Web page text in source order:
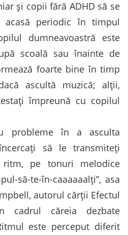
și copii fără ADHD să se
acasă periodic în timpul
dumneavoastră este
scoală sau înainte de
foarte bine în timp
ascultă muzică; alții,
împreună cu copilul
probleme în a asculta
să le transmiteți
ritm, pe tonuri melodice
să-te-în-caaaaaalți”, asa
autorul cărții Efectul
cadrul căreia dezbate
este perceput diferit